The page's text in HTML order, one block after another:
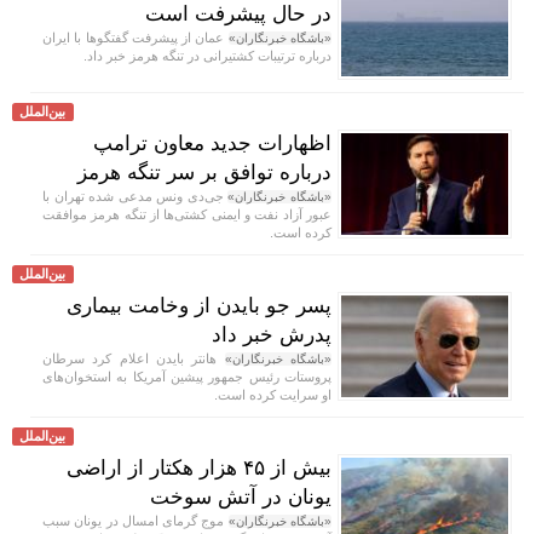
در حال پیشرفت است
«باشگاه خبرنگاران» عمان از پیشرفت گفتگوها با ایران
درباره ترتیبات کشتیرانی در تنگه هرمز خبر داد.
بین‌الملل
اظهارات جدید معاون ترامپ
درباره توافق بر سر تنگه هرمز
«باشگاه خبرنگاران»جی‌دی ونس مدعی شده تهران با
عبور آزاد نفت و ایمنی کشتی‌ها از تنگه هرمز موافقت
کرده است.
بین‌الملل
پسر جو بایدن از وخامت بیماری
پدرش خبر داد
«باشگاه خبرنگاران» هانتر بایدن اعلام کرد سرطان
پروستات رئیس جمهور پیشین آمریکا به استخوان‌های
او سرایت کرده است.
بین‌الملل
بیش از ۴۵ هزار هکتار از اراضی
یونان در آتش سوخت
«باشگاه خبرنگاران» موج گرمای امسال در یونان سبب